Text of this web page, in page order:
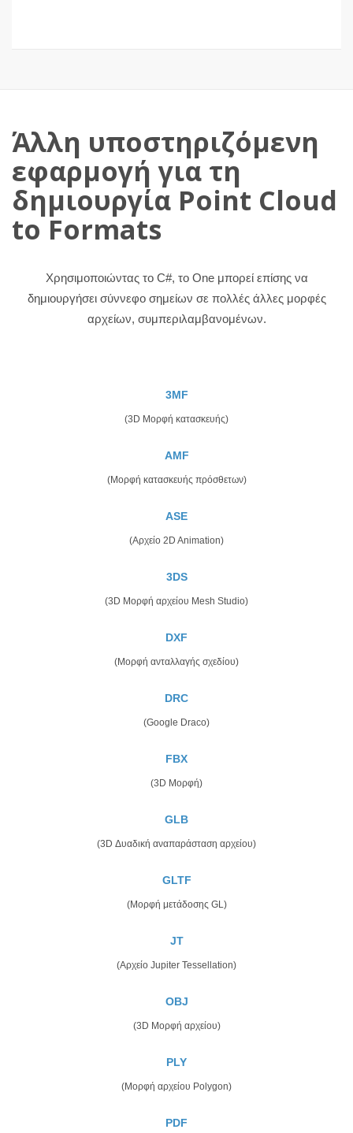
Άλλη υποστηριζόμενη
εφαρμογή για τη
δημιουργία Point Cloud
to Formats
Χρησιμοποιώντας το C#, το One μπορεί επίσης να
δημιουργήσει σύννεφο σημείων σε πολλές άλλες μορφές
αρχείων, συμπεριλαμβανομένων.
3MF
(3D Μορφή κατασκευής)
AMF
(Μορφή κατασκευής πρόσθετων)
ASE
(Αρχείο 2D Animation)
3DS
(3D Μορφή αρχείου Mesh Studio)
DXF
(Μορφή ανταλλαγής σχεδίου)
DRC
(Google Draco)
FBX
(3D Μορφή)
GLB
(3D Δυαδική αναπαράσταση αρχείου)
GLTF
(Μορφή μετάδοσης GL)
JT
(Αρχείο Jupiter Tessellation)
OBJ
(3D Μορφή αρχείου)
PLY
(Μορφή αρχείου Polygon)
PDF